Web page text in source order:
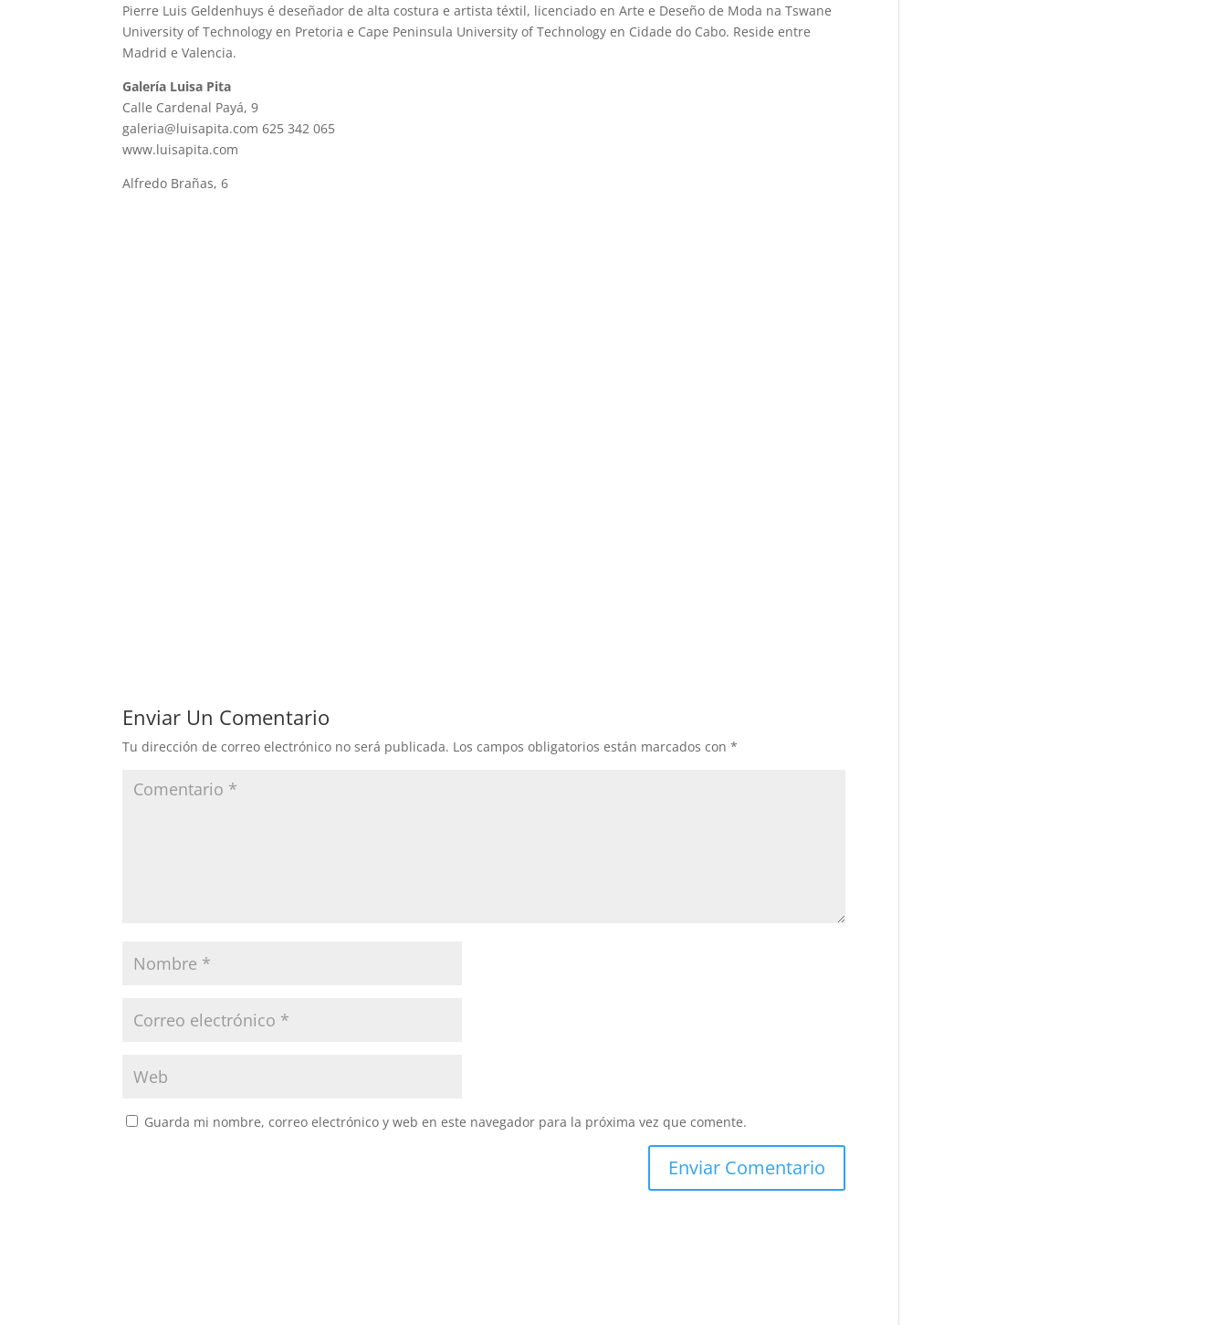
Pierre Luis Geldenhuys é deseñador de alta costura e artista téxtil, licenciado en Arte e Deseño de Moda na Tswane
University of Technology en Pretoria e Cape Peninsula University of Technology en Cidade do Cabo. Reside entre
Madrid e Valencia.
Galería Luisa Pita
Calle Cardenal Payá, 9
galeria@luisapita.com 625 342 065
www.luisapita.com
Alfredo Brañas, 6
Enviar Un Comentario
Tu dirección de correo electrónico no será publicada. Los campos obligatorios están marcados con*
Guarda mi nombre, correo electrónico y web en este navegador para la próxima vez que comente.